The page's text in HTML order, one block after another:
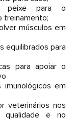
peixe para o
treinamento;
músculos em
equilibrados para
para apoiar o
em
veterinários nos
e no